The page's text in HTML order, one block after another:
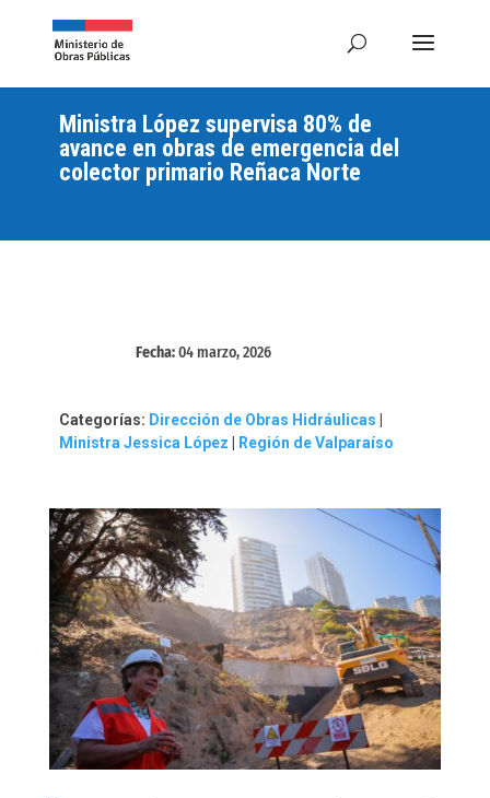
Ministra López supervisa 80% de
avance en obras de emergencia del
colector primario Reñaca Norte
Fecha:04 marzo, 2026
Categorías: Dirección de Obras Hidráulicas
Ministra Jessica López
Región de Valparaíso